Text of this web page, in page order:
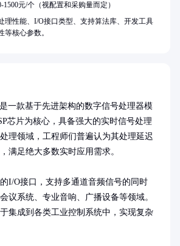
是一款基于先进架构的数字信号处理器模
芯片为核心，具备强大的实时信号处理
理领域，工程师们普遍认为其处理延迟
满足绝大多数实时应用需求。
I/O接口，支持多通道音频信号的同时
议系统、专业音响、广播设备等领域。
集成到各类工业控制系统中，实现复杂
1500元/个（视配置和采购量而定）
理性能、I/O接口类型、支持算法库、开发工具
等核心参数。